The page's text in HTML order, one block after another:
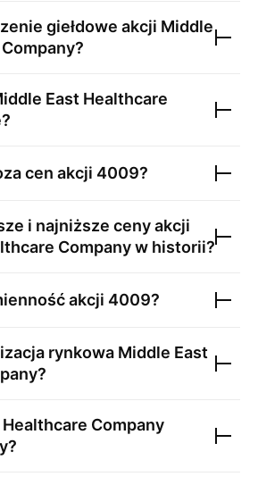
giełdowe akcji Middle
?
East Healthcare
cen akcji 4009?
i najniższe ceny akcji
Companyw historii?
akcji 4009?
rynkowa Middle East
?
Company